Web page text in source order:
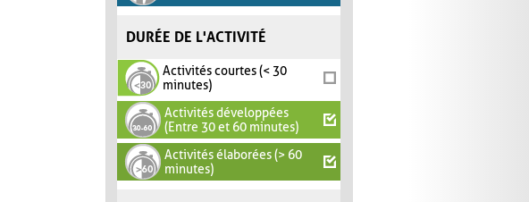
DURÉE DE L'ACTIVITÉ
Activités courtes (< 30
minutes)
Activités développées
(Entre 30 et 60 minutes)
Activités élaborées (> 60
minutes)